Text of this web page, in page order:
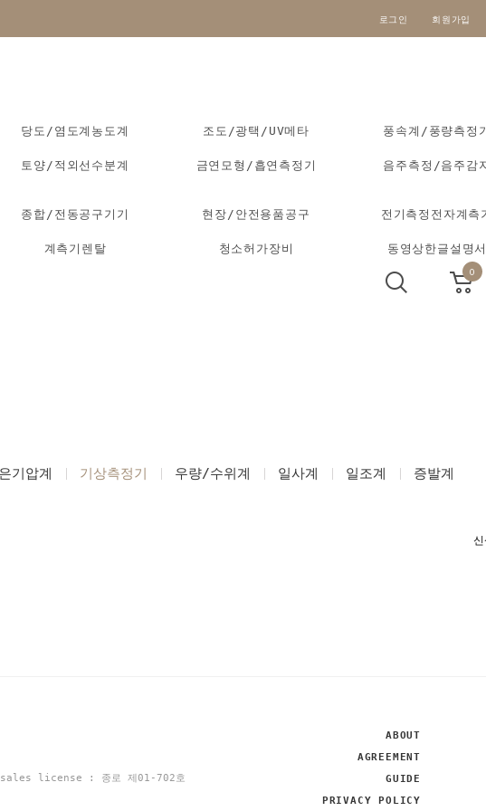
로그인 회원가입
당도/염도계농도계 조도/광택/UV메타 풍속계/풍량측정
토양/적외선수분계 금연모형/흡연측정기 음주측정/음주감
종합/전동공구기기 현장/안전용품공구 전기측정전자계측
계측기렌탈 청소허가장비 동영상한글설명
0
기압계 기상측정기 우량/수위계 일사계 일조계 증발계
license : 종로 제01-702호
ABOUT
AGREEMENT
GUIDE
PRIVACY POLICY